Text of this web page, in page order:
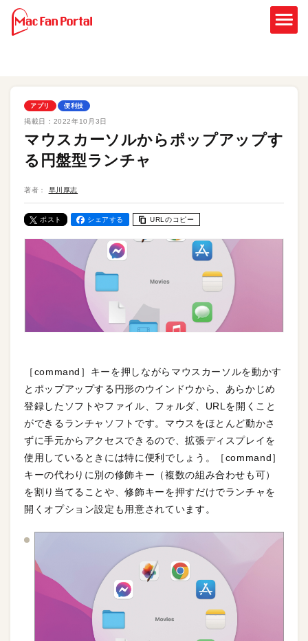
アプリ 便利技
掲載日： 2022年10月3日
マウスカーソルからポップアップす
る円盤型ランチャ
著者： 早川厚志
ポスト シェアする URLのコピー
［command］キーを押しながらマウスカーソルを動かす
とポップアップする円形のウインドウから、あらかじめ
登録したソフトやファイル、フォルダ、URLを開くこと
ができるランチャソフトです。マウスをほとんど動かさ
ずに手元からアクセスできるので、拡張ディスプレイを
使用しているときには特に便利でしょう。［command］
キーの代わりに別の修飾キー（複数の組み合わせも可）
を割り当てることや、修飾キーを押すだけでランチャを
開くオプション設定も用意されています。